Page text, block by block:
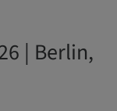
| Berlin,